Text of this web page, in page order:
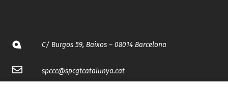
C/ Burgos 59, Baixos – 08014 Barcelona
spccc@spcgtcatalunya.cat